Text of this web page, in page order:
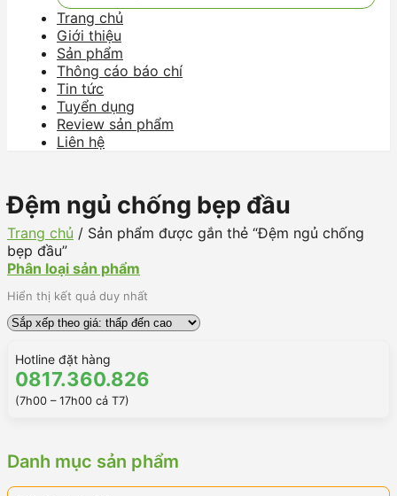
Trang chủ
Giới thiệu
Sản phẩm
Thông cáo báo chí
Tin tức
Tuyển dụng
Review sản phẩm
Liên hệ
Đệm ngủ chống bẹp đầu
Trang chủ / Sản phẩm được gắn thẻ “Đệm ngủ chống
bẹp đầu”
Phân loại sản phẩm
Hiển thị kết quả duy nhất
Hotline đặt hàng
0817.360.826
(7h00 – 17h00 cả T7)
Danh mục sản phẩm